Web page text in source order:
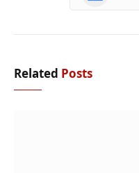
Related Posts